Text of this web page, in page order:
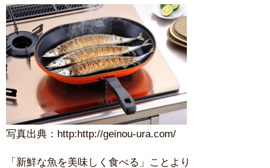
写真出典：http:http://geinou-ura.com/
「新鮮な魚を美味しく食べる」ことより